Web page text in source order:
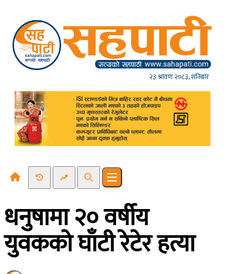
२३ श्रावण २०८३, शनिबार
Recent NewsTrending News
SearchOpen main menu
धनुषामा २० वर्षीय
युवकको घाँटी रेटेर हत्या